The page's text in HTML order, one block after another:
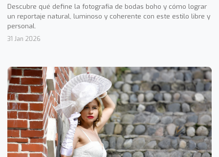
Descubre qué define la fotografía de bodas boho y cómo lograr
un reportaje natural, luminoso y coherente con este estilo libre y
personal.
31 Jan 2026